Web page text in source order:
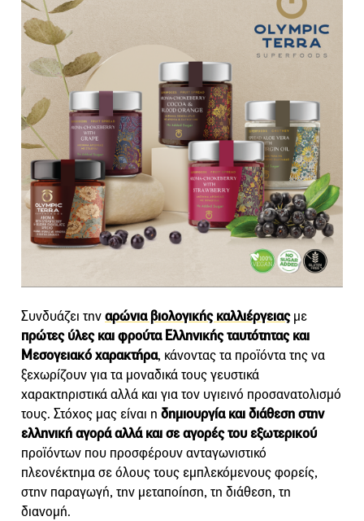
Συνδυάζει τηναρώνια βιολογικής καλλιέργειαςμε
πρώτες ύλες και φρούτα Ελληνικής ταυτότητας και
Μεσογειακό χαρακτήρα, κάνοντας τα προϊόντα της να
ξεχωρίζουν για τα μοναδικά τους γευστικά
χαρακτηριστικά αλλά και για τον υγιεινό προσανατολισμό
τους. Στόχος μας είναι η δημιουργία και διάθεση στην
ελληνική αγορά αλλά και σε αγορές του εξωτερικού
προϊόντων που προσφέρουν ανταγωνιστικό
πλεονέκτημα σε όλους τους εμπλεκόμενους φορείς,
στην παραγωγή, την μεταποίηση, τη διάθεση, τη
διανομή.